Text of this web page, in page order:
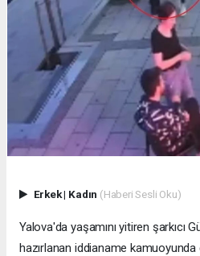
Erkek| Kadın (Haberi Sesli Oku)
Yalova'da yaşamını yitiren şarkıcı
hazırlanan iddianame kamuoyunda